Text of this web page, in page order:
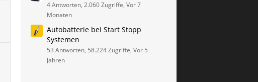
4 Antworten, 2.060 Zugriffe, Vor 7
Monaten
Autobatterie bei Start Stopp
Systemen
53 Antworten, 58.224 Zugriffe, Vor 5
Jahren